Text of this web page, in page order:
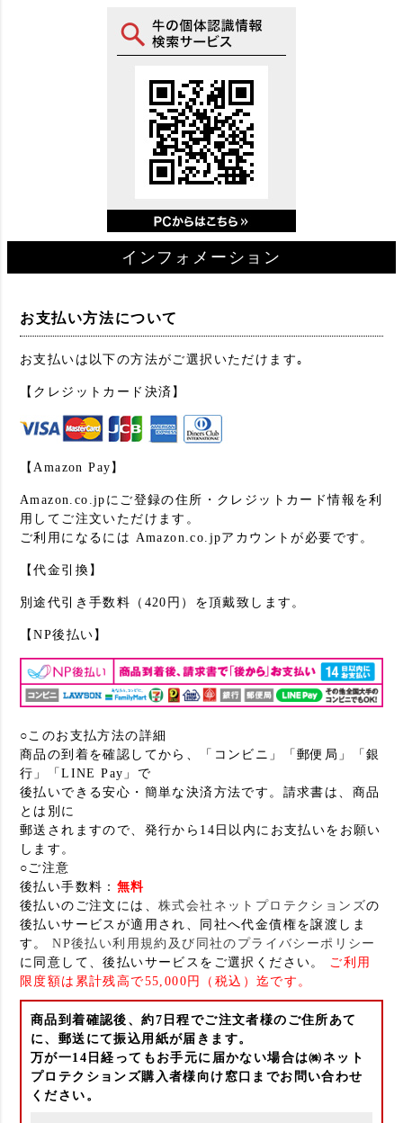
インフォメーション
お支払い方法について
お支払いは以下の方法がご選択いただけます｡
【クレジットカード決済】
【Amazon Pay】
Amazon.co.jpにご登録の住所・クレジットカード情報を利
用してご注文いただけます。
ご利用になるには Amazon.co.jpアカウントが必要です。
【代金引換】
別途代引き手数料（420円）を頂戴致します。
【NP後払い】
○このお支払方法の詳細
商品の到着を確認してから、「コンビニ」「郵便局」「銀
行」「LINE Pay」で
後払いできる安心・簡単な決済方法です。請求書は、商品
とは別に
郵送されますので、発行から14日以内にお支払いをお願い
します。
○ご注意
後払い手数料： 無料
後払いのご注文には、 株式会社ネットプロテクションズの
後払いサービスが適用され、同社へ代金債権を譲渡しま
す。NP後払い利用規約及び同社のプライバシーポリシー
に同意して、後払いサービスをご選択ください。 ご利用
限度額は累計残高で55,000円（税込）迄です。
商品到着確認後、約7日程でご注文者様のご住所あて
に、郵送にて振込用紙が届きます。
万が一14日経ってもお手元に届かない場合は㈱ネット
プロテクションズ購入者様向け窓口までお問い合わせ
ください。